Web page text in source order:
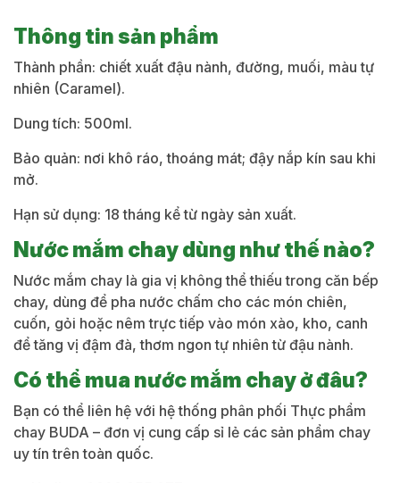
Thông tin sản phẩm
Thành phần: chiết xuất đậu nành, đường, muối, màutự
nhiên (Caramel).
Dung tích: 500ml.
Bảo quản: nơi khô ráo, thoáng mát; đậy nắp kín sau khi
mở.
Hạn sử dụng: 18 tháng kểtừ ngày sản xuất.
Nước mắm chay dùng như thế nào?
Nước mắm chay là gia vị không thể thiếutrong căn bếp
chay, dùng để pha nước chấm cho các món chiên,
cuốn, gỏi hoặc nêm trực tiếp vào món xào, kho, canh
đểtăng vị đậm đà, thơm ngontự nhiên từ đậu nành.
Có thể mua nước mắm chay ở đâu?
Bạn có thể liên hệ với hệ thống phân phối Thực phẩm
chay BUDA – đơn vị cung cấp sỉ lẻ các sản phẩm chay
uy tín trên toàn quốc.